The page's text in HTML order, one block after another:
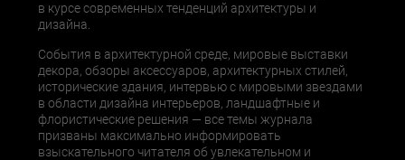
в курсе современных тенденций архитектуры и
дизайна.
События в архитектурной среде, мировые выставки
декора, обзоры аксессуаров, архитектурных стилей,
исторические здания, интервью с мировыми звездами
в области дизайна интерьеров, ландшафтные и
флористические решения — все темы журнала
призваны максимально информировать
взыскательного читателя об увлекательном и